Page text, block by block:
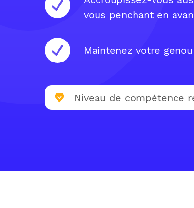
vous penchant en
Maintenez votre
Niveau de compétence